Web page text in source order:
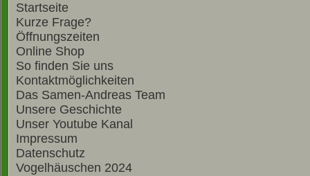
Startseite
Kurze Frage?
Öffnungszeiten
Online Shop
So finden Sie uns
Kontaktmöglichkeiten
Das Samen-Andreas Team
Unsere Geschichte
Unser Youtube Kanal
Impressum
Datenschutz
Vogelhäuschen 2024